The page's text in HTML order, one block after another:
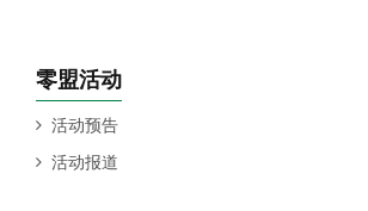
零盟活动
活动预告
活动报道